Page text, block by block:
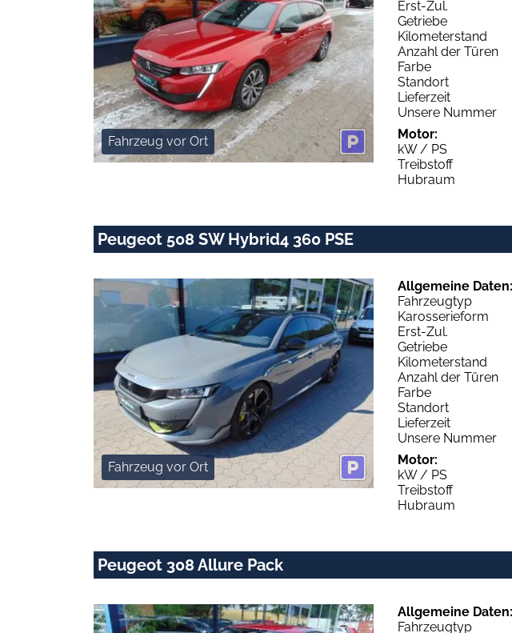
Fahrzeug vor Ort
Erst-Zul.
Getriebe
Kilometerstand
Anzahl der Türen
Farbe
Standort
Lieferzeit
Unsere Nummer
Motor:
kW / PS
Treibstoff
Hubraum
Peugeot 508 SW Hybrid4 360 PSE
Fahrzeug vor Ort
Allgemeine Daten:
Fahrzeugtyp
Karosserieform
Erst-Zul.
Getriebe
Kilometerstand
Anzahl der Türen
Farbe
Standort
Lieferzeit
Unsere Nummer
Motor:
kW / PS
Treibstoff
Hubraum
Peugeot 308 Allure Pack
Allgemeine Daten:
Fahrzeugtyp